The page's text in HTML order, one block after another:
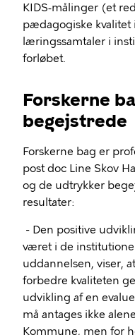
KIDS‑målinger (et
pædagogiske
læringssamtaler i
forløbet.
Forskerne
begejstrede
Forskerne bag er
post doc Line Skov
og de udtrykker
resultater:
- Den positive
været i de
uddannelsen, viser,
forbedre kvaliteten
udvikling af en
må antages ikke
Kommune, men for